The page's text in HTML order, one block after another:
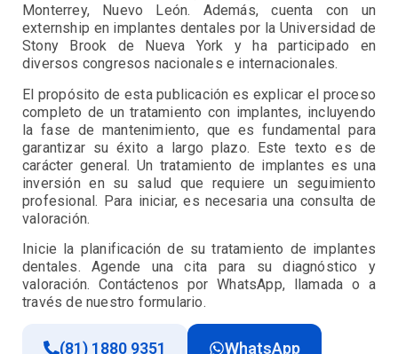
Monterrey, Nuevo León. Además, cuenta con un
externship en implantes dentales por la Universidad de
Stony Brook de Nueva York y ha participado en
diversos congresos nacionales e internacionales.
El propósito de esta publicación es explicar el proceso
completo de un tratamiento con implantes, incluyendo
la fase de mantenimiento, que es fundamental para
garantizar su éxito a largo plazo. Este texto es de
carácter general. Un tratamiento de implantes es una
inversión en su salud que requiere un seguimiento
profesional. Para iniciar, es necesaria una consulta de
valoración.
Inicie la planificación de su tratamiento de implantes
dentales. Agende una cita para su diagnóstico y
valoración. Contáctenos por WhatsApp, llamada o a
través de nuestro formulario.
(81) 1880 9351 WhatsApp